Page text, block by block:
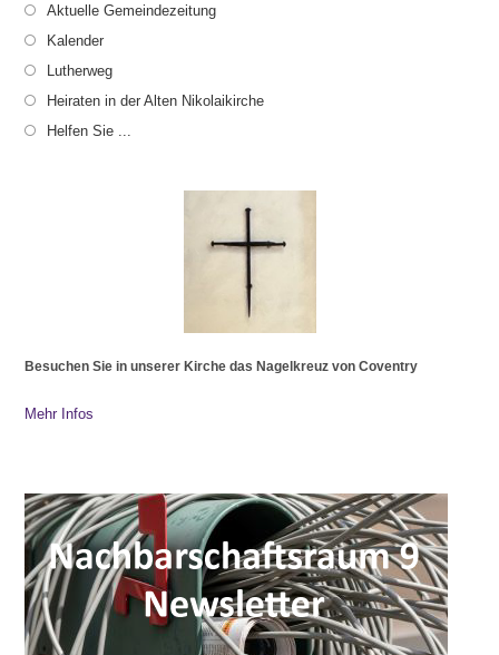
Aktuelle Gemeindezeitung
Kalender
Lutherweg
Heiraten in der Alten Nikolaikirche
Helfen Sie ...
Besuchen Sie in unserer Kirche das Nagelkreuz von Coventry
Mehr Infos